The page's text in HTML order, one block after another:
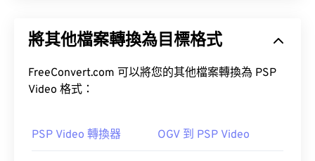
高品質、同步良好的多媒體內容。它也是一種媒體容
ISO/IEC 14496-12:2008
將其他檔案轉換為目標格式
FreeConvert.com 可以將您的其他檔案轉換為 PSP
Video 格式：
PSP Video 轉換器 OGV 到 PSP Video